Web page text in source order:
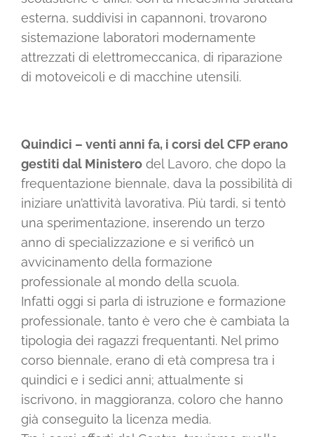
esterna, suddivisi in capannoni, trovarono
sistemazione laboratori modernamente
attrezzati di elettromeccanica, di riparazione
di motoveicoli e di macchine utensili.
Quindici – venti anni fa, i corsi del CFP erano
gestiti dal Ministerodel Lavoro, che dopo la
frequentazione biennale, dava la possibilità di
iniziare un’attività lavorativa. Più tardi, si tentò
una sperimentazione, inserendo un terzo
anno di specializzazione e si verificò un
avvicinamento della formazione
professionale al mondo della scuola.
Infatti oggi si parla di istruzione e formazione
professionale, tanto è vero che è cambiata la
tipologia dei ragazzi frequentanti. Nel primo
corso biennale, erano di età compresa tra i
quindici e i sedici anni; attualmente si
iscrivono, in maggioranza, coloro che hanno
già conseguito la licenza media.